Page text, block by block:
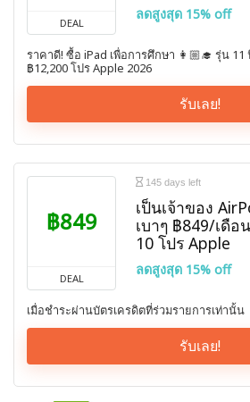
DEAL
ลดสูงสุด 15% off
ราคาดี! ซื้อ iPad เพื่อการศึกษา 👩🏼‍🎓 รุ่น 11
฿12,200 โปร Apple 2026
รับเลย!
฿849
DEAL
145 days left
เป็นเจ้าของ
เบาๆ ฿849/เดื
10 โปร Apple
ลดสูงสุด 15% off
เมื่อชำระผ่านบัตรเครดิตที่ร่วมรายการเท่านั้น
รับเลย!